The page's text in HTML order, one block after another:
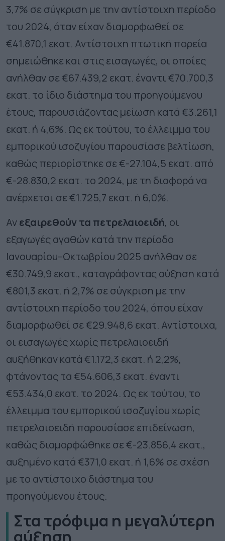
3,7% σε σύγκριση με την αντίστοιχη περίοδο
του 2024, όταν είχαν διαμορφωθεί σε
€41.870,1 εκατ. Αντίστοιχη πτωτική πορεία
σημειώθηκε και στις εισαγωγές, οι οποίες
ανήλθαν σε €67.439,2 εκατ. έναντι €70.700,3
εκατ. το ίδιο διάστημα του προηγούμενου
έτους, παρουσιάζοντας μείωση κατά €3.261,1
εκατ. ή 4,6%. Ως εκ τούτου, το έλλειμμα του
εμπορικού ισοζυγίου παρουσίασε βελτίωση,
καθώς περιορίστηκε σε €-27.104,5 εκατ. από
€-28.830,2 εκατ. το 2024, με τη διαφορά να
ανέρχεται σε €1.725,7 εκατ. ή 6,0%.
Ανεξαιρεθούν τα πετρελαιοειδή, οι
εξαγωγές αγαθών κατά την περίοδο
Ιανουαρίου–Οκτωβρίου 2025 ανήλθαν σε
€30.749,9 εκατ., καταγράφοντας αύξηση κατά
€801,3 εκατ. ή 2,7% σε σύγκριση με την
αντίστοιχη περίοδο του 2024, όπου είχαν
διαμορφωθεί σε €29.948,6 εκατ. Αντίστοιχα,
οι εισαγωγές χωρίς πετρελαιοειδή
αυξήθηκαν κατά €1.172,3 εκατ. ή 2,2%,
φτάνοντας τα €54.606,3 εκατ. έναντι
€53.434,0 εκατ. το 2024. Ως εκ τούτου, το
έλλειμμα του εμπορικού ισοζυγίου χωρίς
πετρελαιοειδή παρουσίασε επιδείνωση,
καθώς διαμορφώθηκε σε €-23.856,4 εκατ.,
αυξημένο κατά €371,0 εκατ. ή 1,6% σε σχέση
με το αντίστοιχο διάστημα του
προηγούμενου έτους.
Στα τρόφιμα η μεγαλύτερη
αύξηση